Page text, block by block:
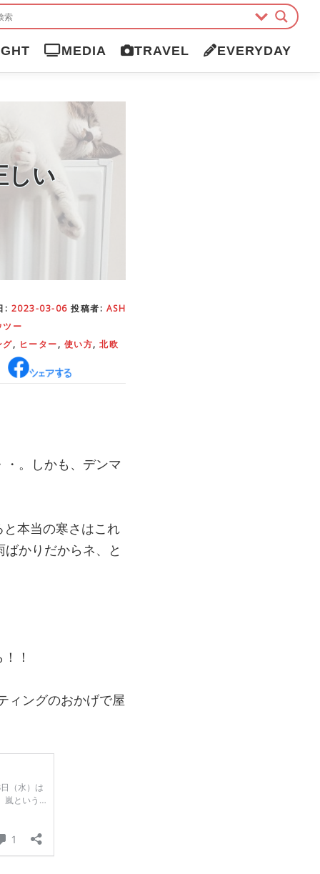
MEDIA TRAVEL EVERYDAY
しい
: 2023-03-06 投稿者: ASH
ツー
グ, ヒーター, 使い方, 北欧
。しかも、デンマ
本当の寒さはこれ
かりだからネ、と
！
ィングのおかげで屋